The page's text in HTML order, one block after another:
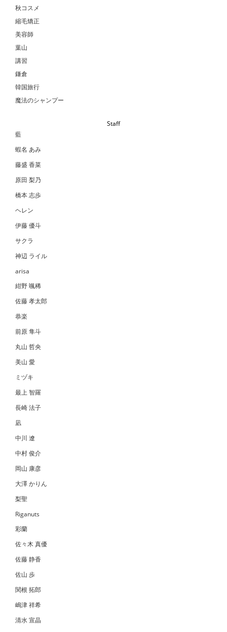
秋コスメ
縮毛矯正
美容師
葉山
講習
鎌倉
韓国旅行
魔法のシャンプー
Staff
藍
蝦名 あみ
藤盛 香菜
原田 梨乃
橋本 志歩
ヘレン
伊藤 優斗
サクラ
神辺 ライル
arisa
紺野 颯稀
佐藤 孝太郎
恭楽
前原 隼斗
丸山 哲央
美山 愛
ミヅキ
最上 智羅
長崎 法子
凪
中川 遼
中村 俊介
岡山 康彦
大澤 かりん
梨聖
Riganuts
彩蘭
佐々木 真優
佐藤 静香
佐山 歩
関根 拓郎
嶋津 祥希
清水 宣晶